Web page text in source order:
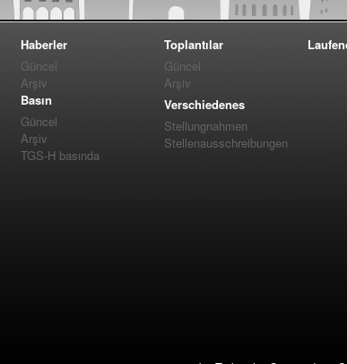
Haberler
Güncel
Arşiv
Basın
Güncel
Arşiv
TGS-H basında
Toplantılar
Güncel
Arşiv
Verschiedenes
Stellungnahmen
Stellenausschreibungen